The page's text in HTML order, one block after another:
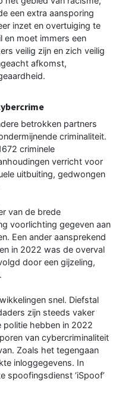
een extra aansporing
inzet en overtuiging te
en moet immers een
veilig zijn en zich veilig
afkomst,
betrokken partners
criminaliteit.
criminele
verricht voor
uitbuiting, gedwongen
van de brede
voorlichting gegeven aan
Een ander aansprekend
in 2022 was de overval
door een gijzeling,
snel. Diefstal
zijn steeds vaker
politie hebben in 2022
van cybercriminaliteit
Zoals het tegengaan
inloggegevens. In
spoofingsdienst ‘iSpoof’